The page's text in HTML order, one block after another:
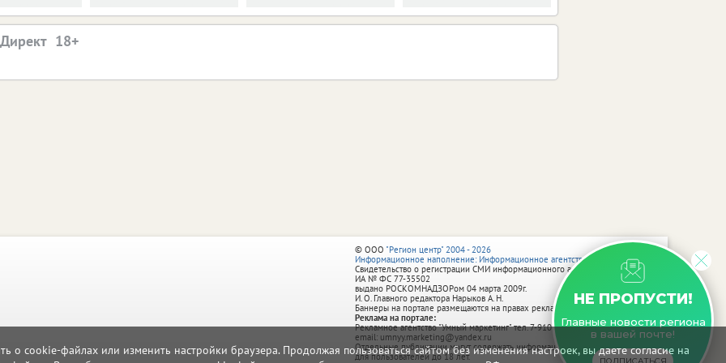
о cookie-файлах или изменить настройки браузера. Продолжая пользоваться сайтом без изменения настроек, вы даете согласие на
НЕ ПРОПУСТИ!
Главные новости региона
в вашей почте!
© ООО "Регион центр" 2004 - 2026
Информационное наполнение: Информационное агентство vRossii.ru
Свидетельство о регистрации СМИ информационного агентства vRossii.ru
ИА № ФС 77‑35502
выдано РОСКОМНАДЗОРом 04 марта 2009г.
И. О. Главного редактора Нарыков А. Н.
Баннеры на портале размещаются на правах рекламы.
Реклама на портале:
Рекламное агентство "Умный маркетинг" тел. 7-910-267-70-40,
email: umnyy.marketing@yandex.ru
Отдельные публикации могут содержать информацию, не предназначенную
для пользователей до 18 лет.